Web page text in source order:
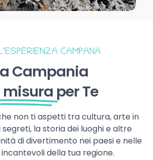
CAMPANA
Campania
misura per Te
non ti aspetti tra cultura, arte in
segreti, la storia dei luoghi e altre
di divertimento nei paesi e nelle
della tua regione.